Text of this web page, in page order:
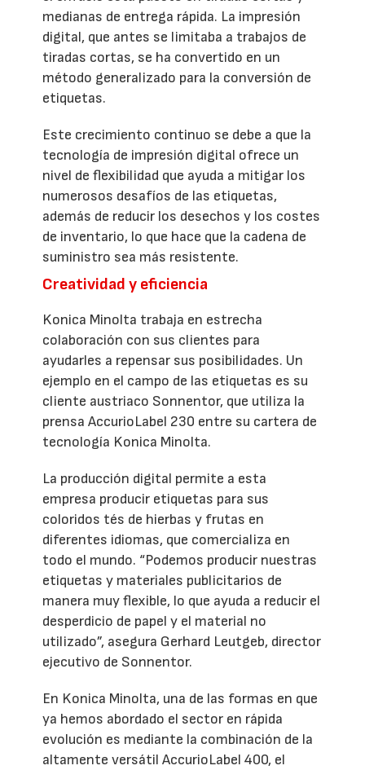
medianas de entrega rápida. La impresión
digital, que antes se limitaba a trabajos de
tiradas cortas, se ha convertido en un
método generalizado para la conversión de
etiquetas.
Este crecimiento continuo se debe a que la
tecnología de impresión digital ofrece un
nivel de flexibilidad que ayuda a mitigar los
numerosos desafíos de las etiquetas,
además de reducir los desechos y los costes
de inventario, lo que hace que la cadena de
suministro sea más resistente.
Creatividad y eficiencia
Konica Minolta trabaja en estrecha
colaboración con sus clientes para
ayudarles a repensar sus posibilidades. Un
ejemplo en el campo de las etiquetas es su
cliente austriaco Sonnentor, que utiliza la
prensa AccurioLabel 230 entre su cartera de
tecnología Konica Minolta.
La producción digital permite a esta
empresa producir etiquetas para sus
coloridos tés de hierbas y frutas en
diferentes idiomas, que comercializa en
todo el mundo. “Podemos producir nuestras
etiquetas y materiales publicitarios de
manera muy flexible, lo que ayuda a reducir el
desperdicio de papel y el material no
utilizado”, asegura Gerhard Leutgeb, director
ejecutivo de Sonnentor.
En Konica Minolta, una de las formas en que
ya hemos abordado el sector en rápida
evolución es mediante la combinación de la
altamente versátil AccurioLabel 400, el